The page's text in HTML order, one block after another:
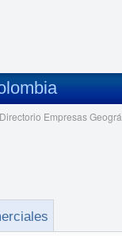
Directorio Empresas